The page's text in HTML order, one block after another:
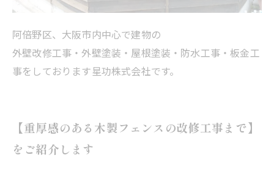
阿倍野区、大阪市内中心で建物の
外壁改修工事・外壁塗装・屋根塗装・防水工事・板金工
事をしております星功株式会社です。
【重厚感のある木製フェンスの改修工事まで】
をご紹介します